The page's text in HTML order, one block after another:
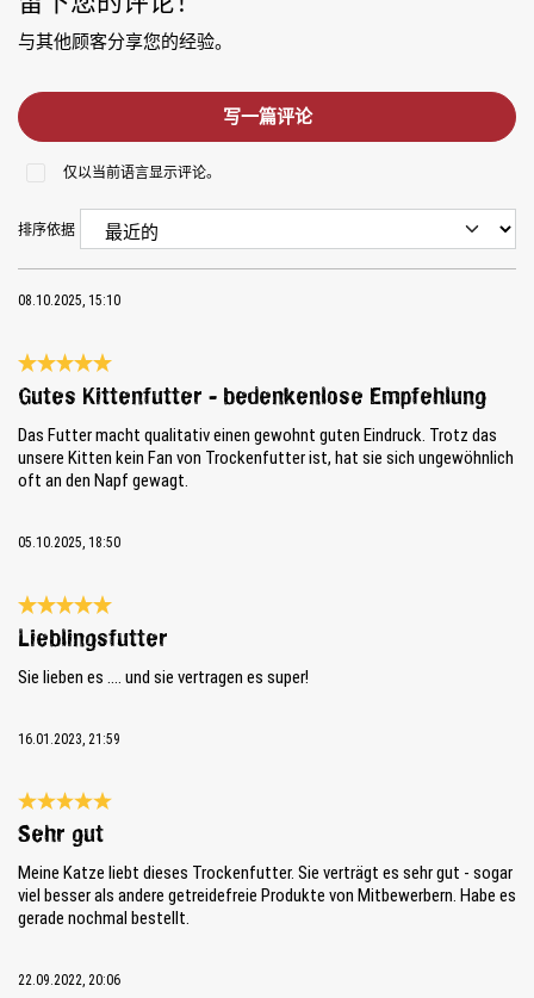
与其他顾客分享您的经验。
写一篇评论
仅以当前语言显示评论。
排序依据
08.10.2025, 15:10
Review with rating of 5 out of 5 stars
Gutes Kittenfutter - bedenkenlose Empfehlung
Das Futter macht qualitativ einen gewohnt guten Eindruck. Trotz das
unsere Kitten kein Fan von Trockenfutter ist, hat sie sich ungewöhnlich
oft an den Napf gewagt.
05.10.2025, 18:50
Review with rating of 5 out of 5 stars
Lieblingsfutter
Sie lieben es .... und sie vertragen es super!
16.01.2023, 21:59
Review with rating of 5 out of 5 stars
Sehr gut
Meine Katze liebt dieses Trockenfutter. Sie verträgt es sehr gut - sogar
viel besser als andere getreidefreie Produkte von Mitbewerbern. Habe es
gerade nochmal bestellt.
22.09.2022, 20:06